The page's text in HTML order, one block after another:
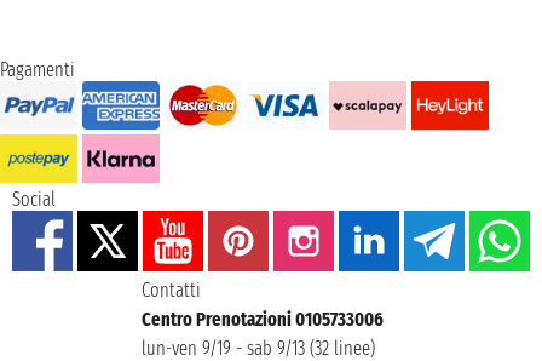
Pagamenti
Social
Contatti
Centro Prenotazioni 0105733006
lun-ven 9/19 - sab 9/13 (32 linee)